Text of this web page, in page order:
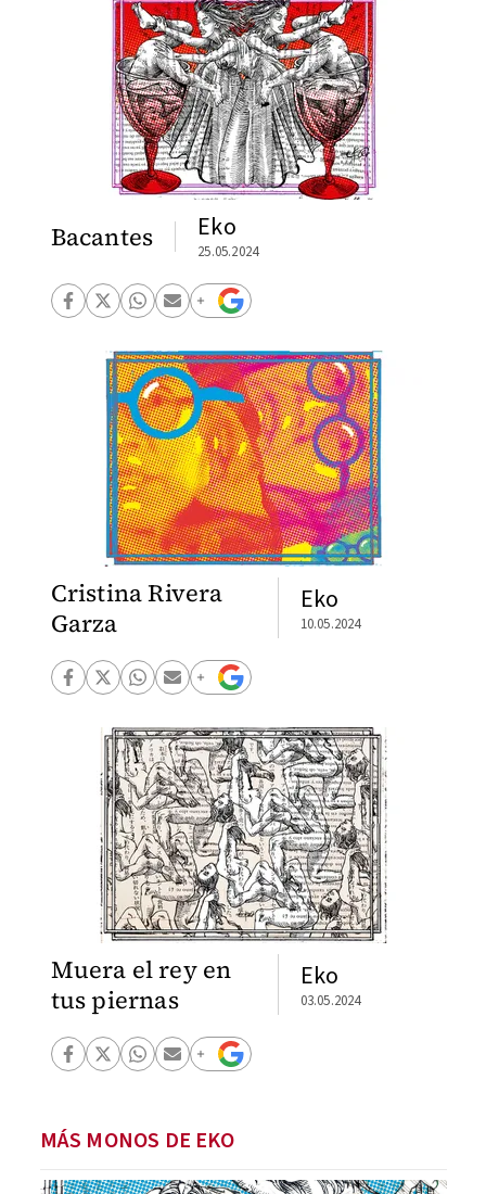
Bacantes Eko
25.05.2024
Cristina Rivera
Garza
Eko
10.05.2024
Muera el rey en
tus piernas
Eko
03.05.2024
MÁS MONOS DE EKO